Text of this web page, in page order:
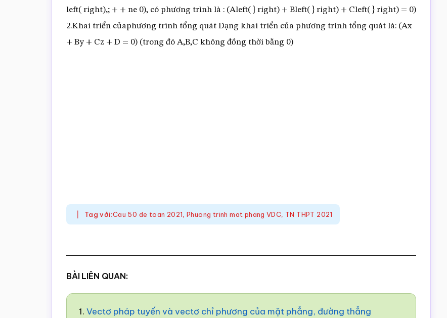
left( right),; + + ne 0), có phương trình là : (Aleft( } right) + Bleft( } right) + Cleft( } right) = 0)
2.Khai triển củaphương trình tổng quát Dạng khai triển của phương trình tổng quát là: (Ax
+ By + Cz + D = 0) (trong đó A,B,C không đồng thời bằng 0)
Tag với:Cau 50 de toan 2021,Phuong trinh mat phang VDC, TN THPT 2021
BÀI LIÊN QUAN:
1. Vectơ pháp tuyến và vectơ chỉ phương của mặt phẳng, đường thẳng